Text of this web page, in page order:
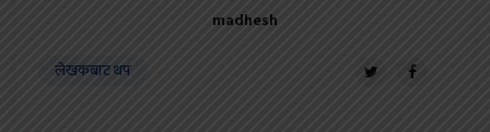
madhesh
लेखकबाट थप